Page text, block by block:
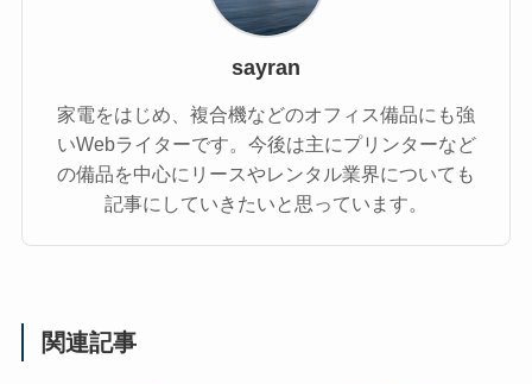
sayran
家電をはじめ、複合機などのオフィス備品にも強
いWebライターです。今後は主にプリンターなど
の備品を中心にリースやレンタル業界についても
記事にしていきたいと思っています。
関連記事